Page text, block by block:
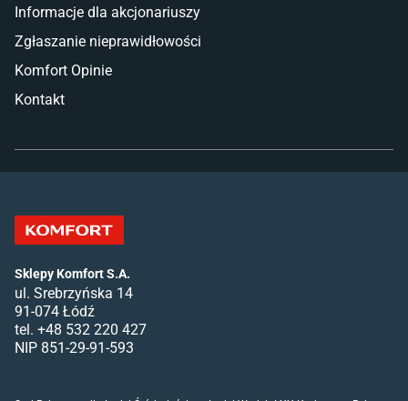
Informacje dla akcjonariuszy
Zgłaszanie nieprawidłowości
Komfort Opinie
Kontakt
Sklepy Komfort S.A.
ul. Srebrzyńska 14
91-074 Łódź
tel. +48 532 220 427
NIP 851-29-91-593